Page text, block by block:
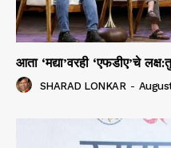
आता ‘मद्या’वरही ‘एफडीए’चे
SHARAD LONKAR -